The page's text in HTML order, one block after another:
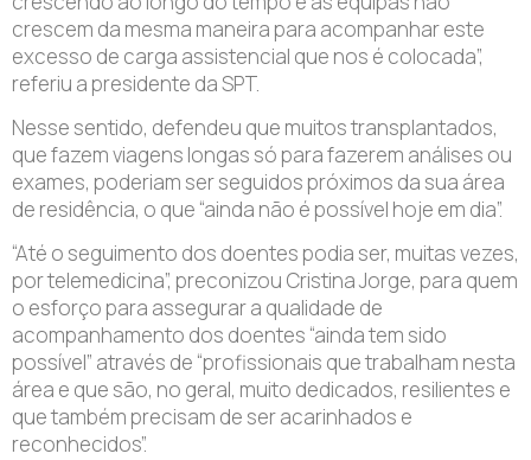
crescem da mesma maneira para acompanhar este
excesso de carga assistencial que nos é colocada”,
referiu a presidente da SPT.
Nesse sentido, defendeu que muitos transplantados,
que fazem viagens longas só para fazerem análises ou
exames, poderiam ser seguidos próximos da sua área
de residência, o que “ainda não é possível hoje em dia”.
“Até o seguimento dos doentes podia ser, muitas vezes,
por telemedicina”, preconizou Cristina Jorge, para quem
o esforço para assegurar a qualidade de
acompanhamento dos doentes “ainda tem sido
possível” através de “profissionais que trabalham nesta
área e que são, no geral, muito dedicados, resilientes e
que também precisam de ser acarinhados e
reconhecidos”.